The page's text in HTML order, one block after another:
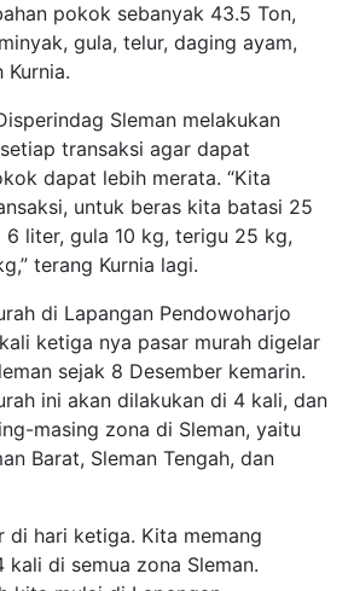
pokok sebanyak 43.5 Ton,
gula, telur, daging ayam,
Kurnia.
Sleman melakukan
transaksi agar dapat
dapat lebih merata. “Kita
untuk beras kita batasi 25
liter, gula 10 kg, terigu 25 kg,
terang Kurnia lagi.
di Lapangan Pendowoharjo
ketiga nya pasar murah digelar
sejak 8 Desember kemarin.
ini akan dilakukan di 4 kali, dan
masing zona di Sleman, yaitu
Barat, Sleman Tengah, dan
di hari ketiga. Kita memang
kali di semua zona Sleman.